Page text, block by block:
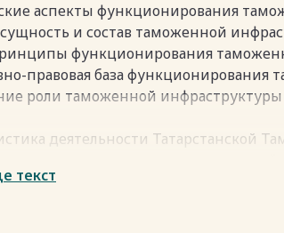
аспекты функционирования
и состав таможенной
функционирования
правовая база функционирования
роли таможенной
деятельности Татарстанской
недостатков логистических
текст